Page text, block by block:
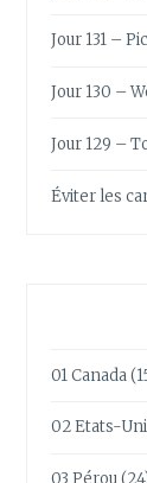
Jour 131 –
Jour 130 –
Jour 129 –
Éviter les
01 Canada
02 Etats-